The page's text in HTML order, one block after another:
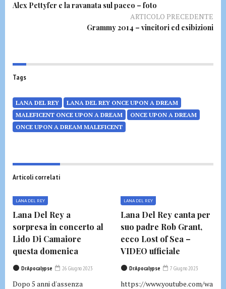
Alex Pettyfer e la ravanata sul pacco – foto
ARTICOLO PRECEDENTE
Grammy 2014 – vincitori ed esibizioni
Tags
LANA DEL REY
LANA DEL REY ONCE UPON A DREAM
MALEFICENT ONCE UPON A DREAM
ONCE UPON A DREAM
ONCE UPON A DREAM MALEFICENT
Articoli correlati
LANA DEL REY
Lana Del Rey a
sorpresa in concerto al
Lido Di Camaiore
questa domenica
DrApocalypse 26 Giugno 2023
Dopo 5 anni d'assenza
LANA DEL REY
Lana Del Rey canta per
suo padre Rob Grant,
ecco Lost of Sea –
VIDEO ufficiale
DrApocalypse 7 Giugno 2023
https://www.youtube.com/wa